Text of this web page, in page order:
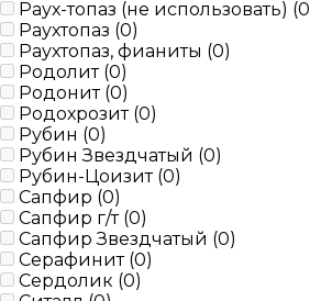
Раух-топаз (не использовать) (0
Раухтопаз (0)
Раухтопаз, фианиты (0)
Родолит (0)
Родонит (0)
Родохрозит (0)
Рубин (0)
Рубин Звездчатый (0)
Рубин-Цоизит (0)
Сапфир (0)
Сапфир г/т (0)
Сапфир Звездчатый (0)
Серафинит (0)
Сердолик (0)